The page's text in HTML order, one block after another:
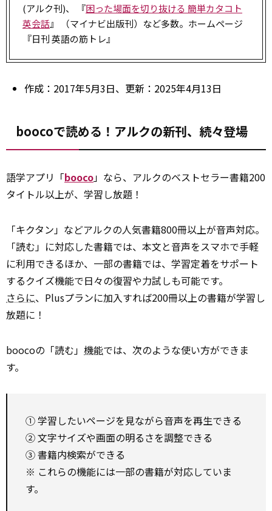
(アルク刊)、 『困った場面を切り抜ける 簡単カタコト
英会話』 （マイナビ出版刊）など多数。ホームページ
『日刊 英語の筋トレ』
作成：2017年5月3日、更新：2025年4月13日
boocoで読める！アルクの新刊、続々登場
語学アプリ「booco」なら、アルクのベストセラー書籍200
タイトル以上が、学習し放題！
「キクタン」などアルクの人気書籍800冊以上が音声対応。
「読む」に対応した書籍では、本文と音声をスマホで手軽
に利用できるほか、一部の書籍では、学習定着をサポート
するクイズ機能で日々の復習や力試しも可能です。
さらに、Plusプランに加入すれば200冊以上の書籍が学習し
放題に！
boocoの「読む」 機能では、次のような使い方ができま
す。
① 学習したいページを見ながら音声を再生できる
② 文字サイズや画面の明るさを調整できる
③ 書籍内検索ができる
※ これらの機能には一部の書籍が対応していま
す。